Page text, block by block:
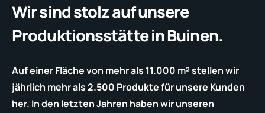
Wir sind stolz auf unsere
Produktionsstätte in Buinen.
Auf einer Fläche von mehr als 11.000 m² stellen wir
jährlich mehr als 2.500 Produkte für unsere Kunden
her. In den letzten Jahren haben wir unseren